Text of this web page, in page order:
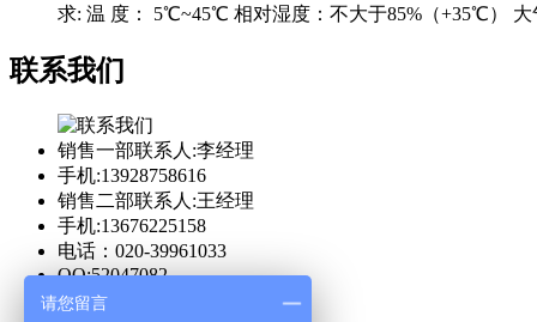
求: 温 度： 5℃~45℃ 相对湿度：不大于85%（+35℃） 大
联系我们
销售一部联系人:李经理
手机:13928758616
销售二部联系人:王经理
手机:13676225158
电话：020-39961033
QQ:52047082
请您留言